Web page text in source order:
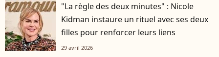
"La règle des deux minutes" : Nicole
Kidman instaure un rituel avec ses deux
filles pour renforcer leurs liens
29 avril 2026